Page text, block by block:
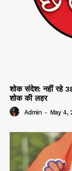
शोक संदेश: नहीं रहे 38
शोक की लहर
Admin - May 4,